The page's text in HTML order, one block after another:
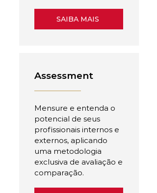
SAIBA MAIS
Assessment
Mensure e entenda o
potencial de seus
profissionais internos e
externos, aplicando
uma metodologia
exclusiva de avaliação e
comparação.